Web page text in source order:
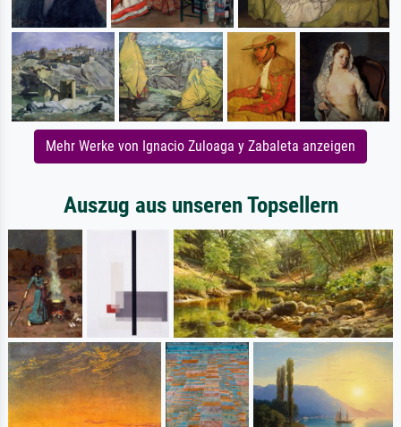
Mehr Werke von Ignacio Zuloaga y Zabaleta anzeigen
Auszug aus unseren Topsellern